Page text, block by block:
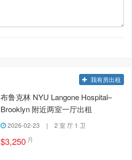
我有房出租
布鲁克林 NYU Langone Hospital–
Brooklyn 附近两室一厅出租
2026-02-23 | 2 室 厅 1 卫
$3,250 月